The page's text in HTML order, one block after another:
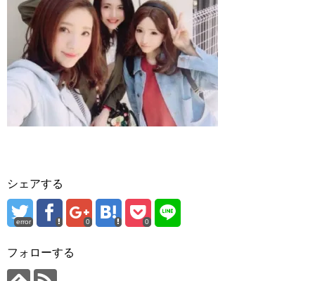
シェアする
error 0 0
フォローする